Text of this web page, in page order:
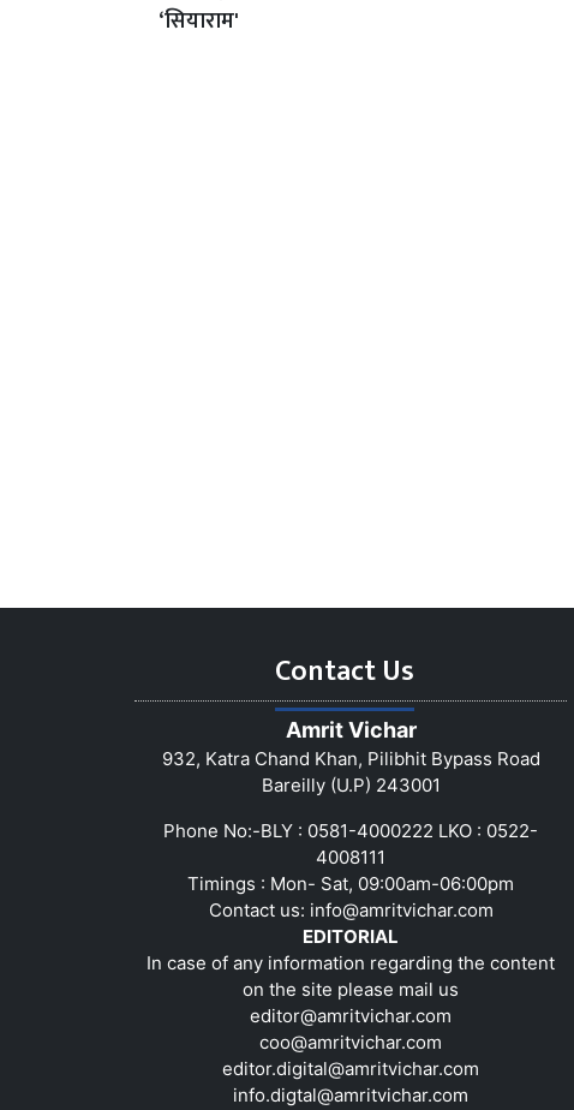
‘सियाराम'
Contact Us
Amrit Vichar
932, Katra Chand Khan, Pilibhit Bypass Road
Bareilly (U.P) 243001
Phone No:-BLY : 0581-4000222 LKO : 0522-
4008111
Timings : Mon- Sat, 09:00am-06:00pm
Contact us: info@amritvichar.com
EDITORIAL
In case of any information regarding the content
on the site please mail us
editor@amritvichar.com
coo@amritvichar.com
editor.digital@amritvichar.com
info.digtal@amritvichar.com